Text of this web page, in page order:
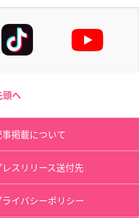
頭へ
掲載について
レスリリース送付先
ライバシーポリシー